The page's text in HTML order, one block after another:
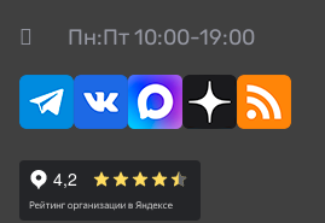
Пн:Пт 10:00-19:00